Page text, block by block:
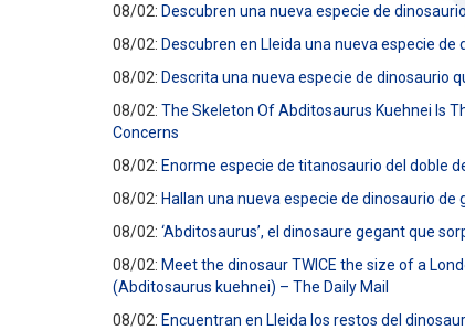
08/02: Descubren una nueva especie de
08/02: Descubren en Lleida una nueva especie
08/02: Descrita una nueva especie de dinosaurio
08/02: The Skeleton Of Abditosaurus Kuehnei Is
Concerns
08/02: Enorme especie de titanosaurio del doble
08/02: Hallan una nueva especie de dinosaurio
08/02: ‘Abditosaurus’, el dinosaure gegant que
08/02: Meet the dinosaur TWICE the size of a
(Abditosaurus kuehnei) – The Daily Mail
08/02: Encuentran en Lleida los restos del